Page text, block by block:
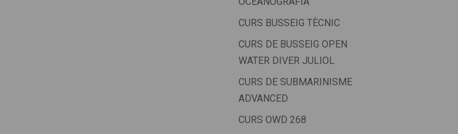
CURS BUSSEIG TÈCNIC
CURS DE BUSSEIG OPEN
WATER DIVER JULIOL
CURS DE SUBMARINISME
ADVANCED
CURS OWD 268